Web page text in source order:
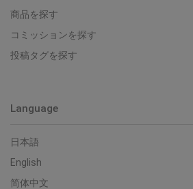
商品を探す
コミッションを探す
投稿タグを探す
Language
日本語
English
简体中文